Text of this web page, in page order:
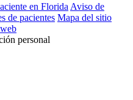
en Florida Aviso de
de pacientes Mapa del sitio
personal